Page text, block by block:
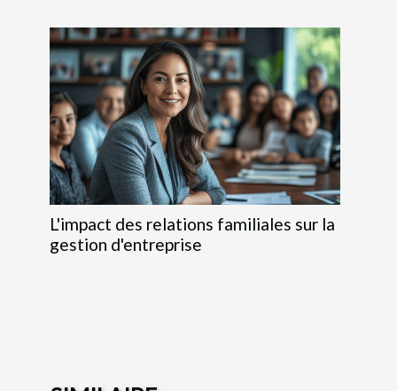
L'impact des relations familiales sur la
gestion d'entreprise